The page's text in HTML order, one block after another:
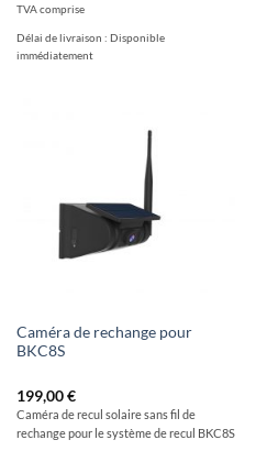
TVA comprise
Délai de livraison : Disponible
immédiatement
Caméra de rechange pour
BKC8S
199,00€
Caméra de recul solaire sans fil de
rechange pour le système de recul BKC8S